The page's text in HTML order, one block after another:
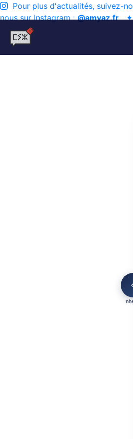
Pour plus d'actualités, suivez-
nous sur Instagram :@amyaz.fr